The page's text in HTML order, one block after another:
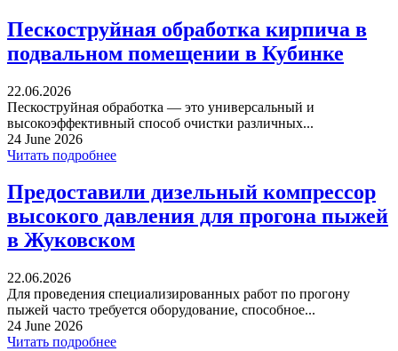
Пескоструйная обработка кирпича в
подвальном помещении в Кубинке
22.06.2026
Пескоструйная обработка — это универсальный и
высокоэффективный способ очистки различных...
24 June 2026
Читать подробнее
Предоставили дизельный компрессор
высокого давления для прогона пыжей
в Жуковском
22.06.2026
Для проведения специализированных работ по прогону
пыжей часто требуется оборудование, способное...
24 June 2026
Читать подробнее